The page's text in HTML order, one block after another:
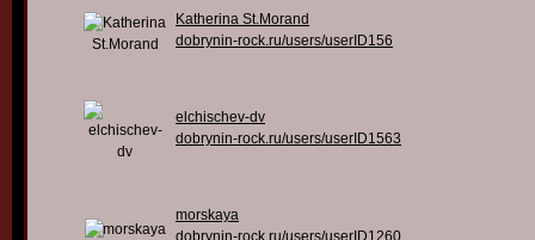
Katherina St.Morand
dobrynin-rock.ru/users/userID156
elchischev-dv
dobrynin-rock.ru/users/userID1563
morskaya
dobrynin-rock.ru/users/userID1260